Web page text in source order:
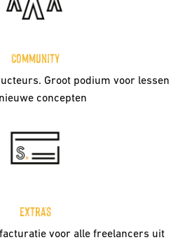
Community
Groot podium voor lessen
concepten
Extra's
voor alle freelancers uit